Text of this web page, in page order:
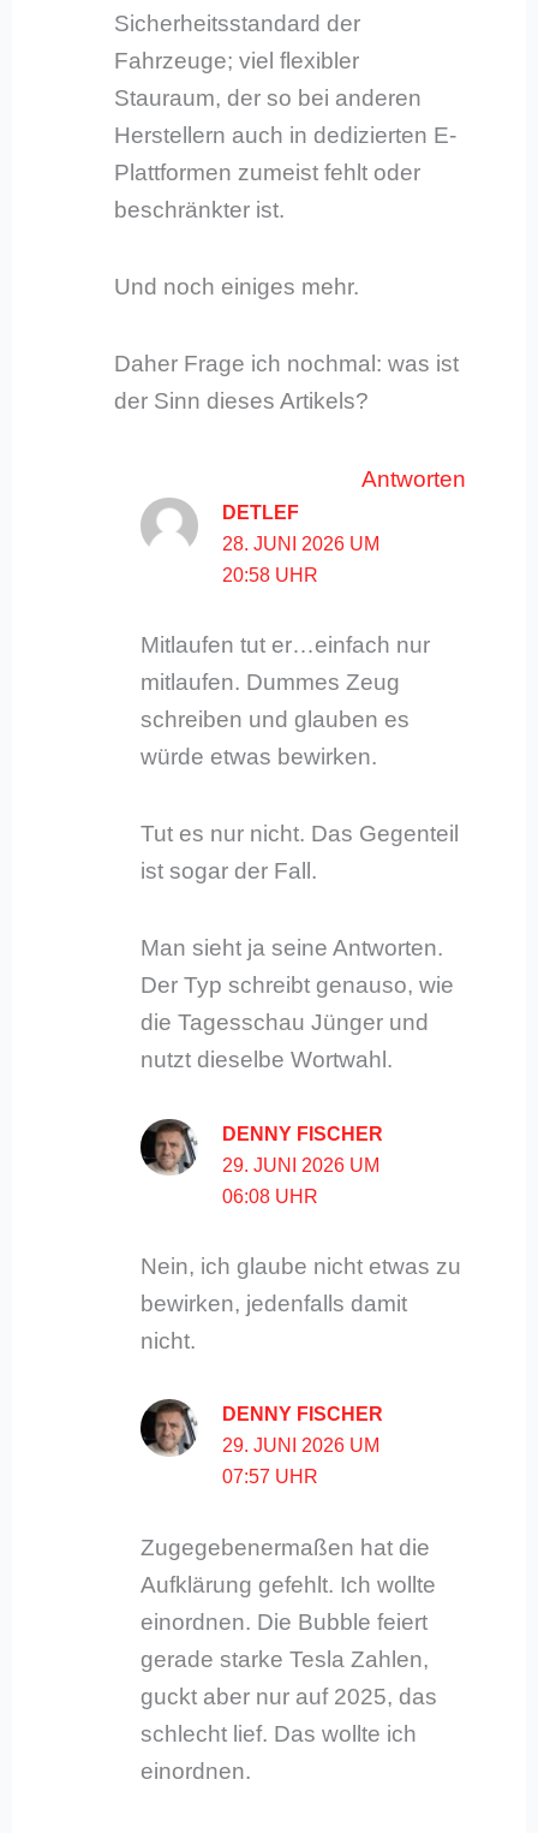
Sicherheitsstandard der
Fahrzeuge; viel flexibler
Stauraum, der so bei anderen
Herstellern auch in dedizierten E-
Plattformen zumeist fehlt oder
beschränkter ist.
Und noch einiges mehr.
Daher Frage ich nochmal: was ist
der Sinn dieses Artikels?
Antworten
DETLEF
28. JUNI 2026 UM
20:58 UHR
Mitlaufen tut er…einfach nur
mitlaufen. Dummes Zeug
schreiben und glauben es
würde etwas bewirken.
Tut es nur nicht. Das Gegenteil
ist sogar der Fall.
Man sieht ja seine Antworten.
Der Typ schreibt genauso, wie
die Tagesschau Jünger und
nutzt dieselbe Wortwahl.
DENNY FISCHER
29. JUNI 2026 UM
06:08 UHR
Nein, ich glaube nicht etwas zu
bewirken, jedenfalls damit
nicht.
DENNY FISCHER
29. JUNI 2026 UM
07:57 UHR
Zugegebenermaßen hat die
Aufklärung gefehlt. Ich wollte
einordnen. Die Bubble feiert
gerade starke Tesla Zahlen,
guckt aber nur auf 2025, das
schlecht lief. Das wollte ich
einordnen.